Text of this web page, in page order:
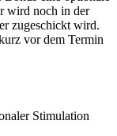
wird noch in der
zugeschickt wird.
vor dem Termin
Stimulation